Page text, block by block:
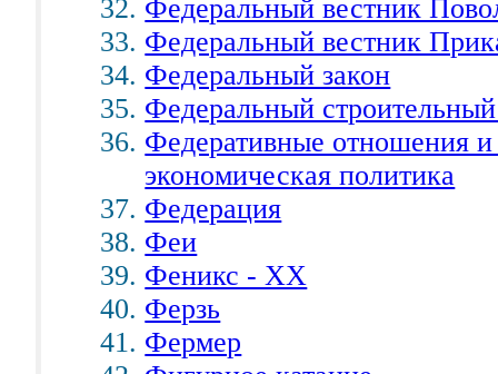
Федеральный вестник
Федеральный вестник
Федеральный закон
Федеральный
Федеративные отношения
экономическая политика
Федерация
Феи
Феникс - ХХ
Ферзь
Фермер